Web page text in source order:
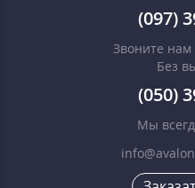
(097)
Звоните нам
Без
(050)
Мы